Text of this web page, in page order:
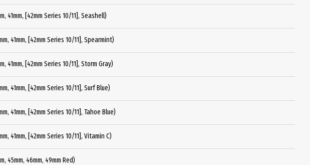
41mm, [42mm Series 10/11], Seashell)
41mm, [42mm Series 10/11], Spearmint)
41mm, [42mm Series 10/11], Storm Gray)
41mm, [42mm Series 10/11], Surf Blue)
41mm, [42mm Series 10/11], Tahoe Blue)
41mm, [42mm Series 10/11], Vitamin C)
45mm, 46mm, 49mm Red)